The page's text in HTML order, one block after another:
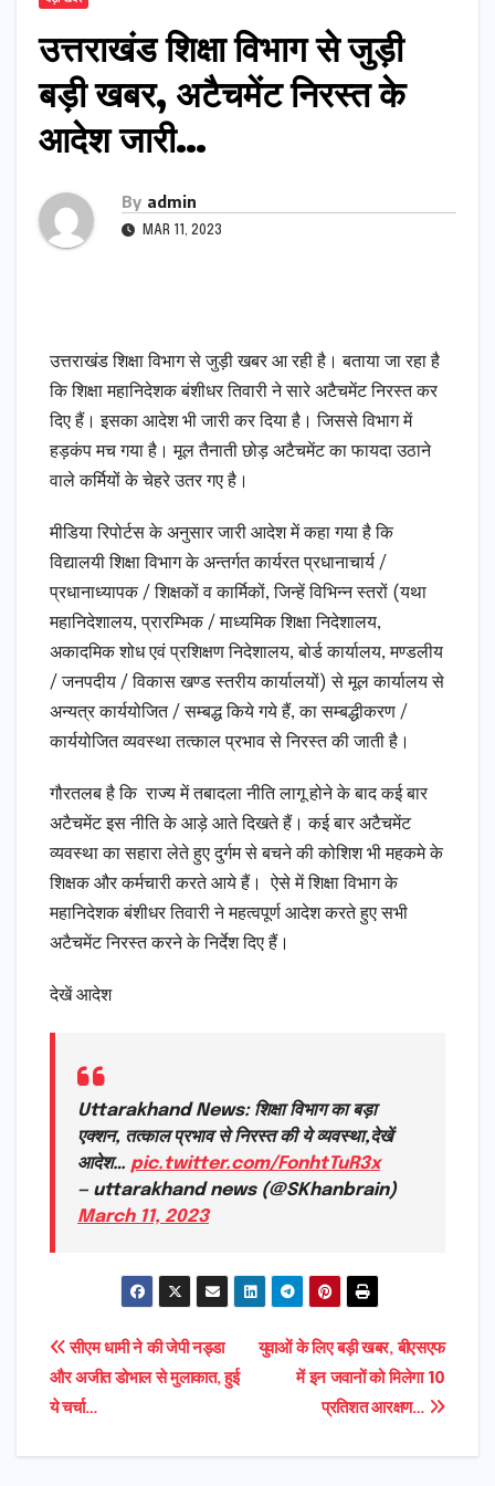
उत्तराखंड शिक्षा विभाग से जुड़ी
बड़ी खबर, अटैचमेंट निरस्त के
आदेश जारी…
By admin
MAR 11, 2023
उत्तराखंड शिक्षा विभाग से जुड़ी खबर आ रही है। बताया जा रहा है
कि शिक्षा महानिदेशक बंशीधर तिवारी ने सारे अटैचमेंट निरस्त कर
दिए हैं। इसका आदेश भी जारी कर दिया है। जिससे विभाग में
हड़कंप मच गया है। मूल तैनाती छोड़ अटैचमेंट का फायदा उठाने
वाले कर्मियों के चेहरे उतर गए है।
मीडिया रिपोर्टस के अनुसार जारी आदेश में कहा गया है कि
विद्यालयी शिक्षा विभाग के अन्तर्गत कार्यरत प्रधानाचार्य /
प्रधानाध्यापक / शिक्षकों व कार्मिकों, जिन्हें विभिन्न स्तरों (यथा
महानिदेशालय, प्रारम्भिक / माध्यमिक शिक्षा निदेशालय,
अकादमिक शोध एवं प्रशिक्षण निदेशालय, बोर्ड कार्यालय, मण्डलीय
/ जनपदीय / विकास खण्ड स्तरीय कार्यालयों) से मूल कार्यालय से
अन्यत्र कार्ययोजित / सम्बद्ध किये गये हैं, का सम्बद्धीकरण /
कार्ययोजित व्यवस्था तत्काल प्रभाव से निरस्त की जाती है।
गौरतलब है कि राज्य में तबादला नीति लागू होने के बाद कई बार
अटैचमेंट इस नीति के आड़े आते दिखते हैं। कई बार अटैचमेंट
व्यवस्था का सहारा लेते हुए दुर्गम से बचने की कोशिश भी महकमे के
शिक्षक और कर्मचारी करते आये हैं। ऐसे में शिक्षा विभाग के
महानिदेशक बंशीधर तिवारी ने महत्वपूर्ण आदेश करते हुए सभी
अटैचमेंट निरस्त करने के निर्देश दिए हैं।
देखें आदेश
Uttarakhand News: शिक्षा विभाग का बड़ा
एक्शन, तत्काल प्रभाव से निरस्त की ये व्यवस्था,देखें
आदेश… pic.twitter.com/FonhtTuR3x
— uttarakhand news (@SKhanbrain)
March 11, 2023
Post
navigation
युवाओं के लिए बड़ी खबर, बीएसएफ
में इन जवानों को मिलेगा 10
प्रतिशत आरक्षण…
सीएम धामी ने की जेपी नड्डा
और अजीत डोभाल से मुलाकात, हुई
ये चर्चा…